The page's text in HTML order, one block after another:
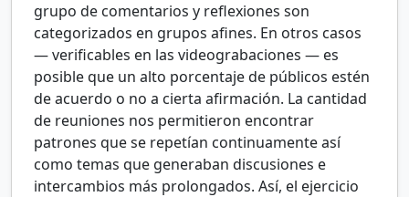
grupo de comentarios y reflexiones son
categorizados en grupos afines. En otros casos
— verificables en las videograbaciones — es
posible que un alto porcentaje de públicos estén
de acuerdo o no a cierta afirmación. La cantidad
de reuniones nos permitieron encontrar
patrones que se repetían continuamente así
como temas que generaban discusiones e
intercambios más prolongados. Así, el ejercicio